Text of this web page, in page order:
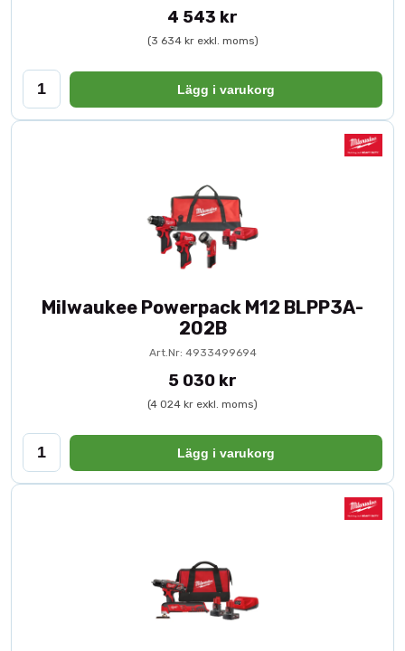
4 543 kr
(3 634 kr exkl. moms)
Lägg i varukorg
Milwaukee Powerpack M12 BLPP3A-
202B
Art.Nr: 4933499694
5 030 kr
(4 024 kr exkl. moms)
Lägg i varukorg